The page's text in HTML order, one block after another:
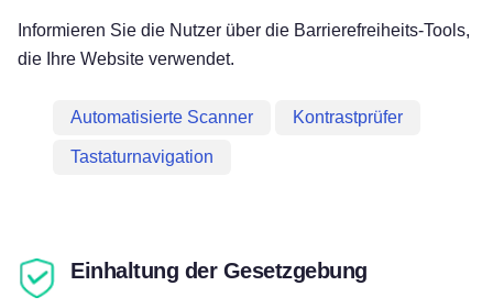
Informieren Sie die Nutzer über die Barrierefreiheits-Tools,
die Ihre Website verwendet.
Automatisierte Scanner Kontrastprüfer
Tastaturnavigation
Einhaltung der Gesetzgebung